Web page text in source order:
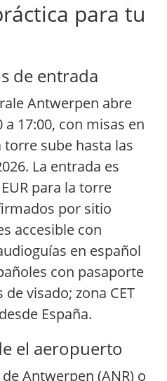
para tu
de entrada
Antwerpen abre
17:00, con misas en
sube hasta las
La entrada es
para la torre
por sitio
accesible con
en español
con pasaporte
visado; zona CET
España.
el aeropuerto
Antwerpen (ANR) o